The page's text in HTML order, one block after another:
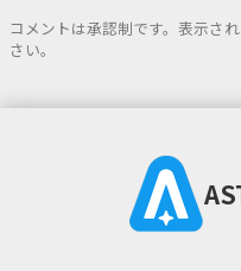
コメントは承認制です。表示さ
さい。